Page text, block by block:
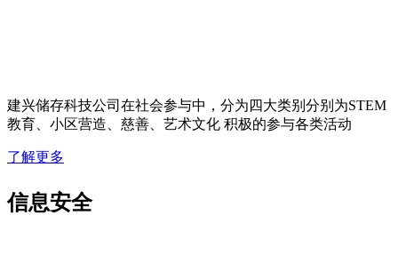
建兴储存科技公司在社会参与中，分为四大类别分别为STEM
教育、小区营造、慈善、艺术文化 积极的参与各类活动
了解更多
信息安全